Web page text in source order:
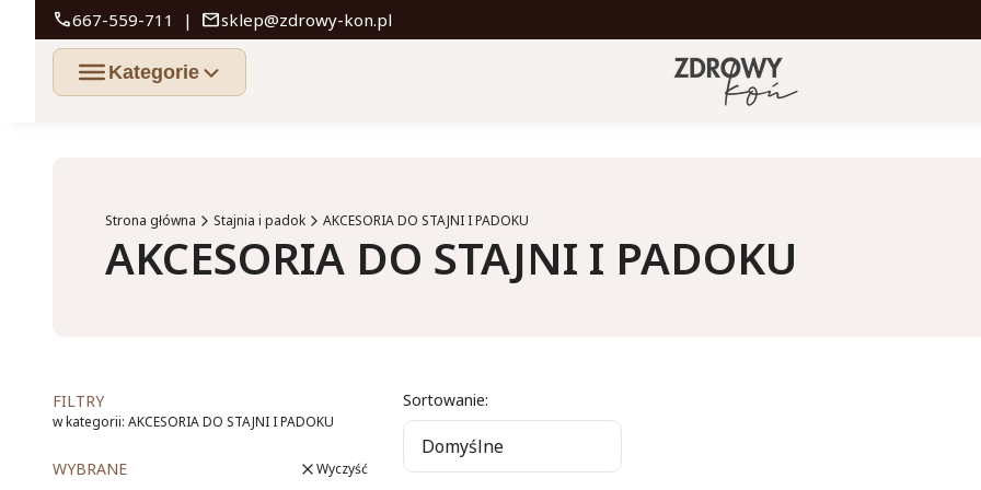
call667-559-711 | mailsklep@zdrowy-kon.pl
Strona główna Stajnia i padok AKCESORIA DO STAJNI I PADOKU
AKCESORIA DO STAJNI I PADOKU
FILTRY
w kategorii: AKCESORIA DO STAJNI I PADOKU
WYBRANE Wyczyść
Lista produktów
Sortowanie:
Domyślne